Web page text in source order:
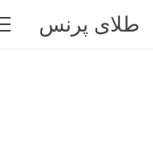
طلای پرنس